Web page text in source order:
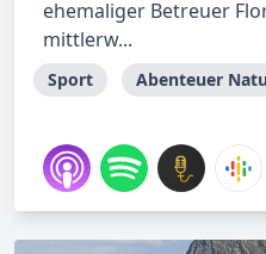
ehemaliger Betreuer
mittlerw...
Sport Abenteuer